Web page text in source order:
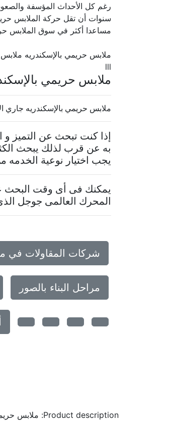
رغم كل الأحداث المؤسفة
سنوات أن تقل حركة الملابس
مساعدا أكثر في سوق الملابس
ملابس حريمي بالإسكندريه
lll
ملابس حريمي
ملابس حريمي بالإسكندريه جاري
إذا كنت تبحث عن التميز
به عن قرب لذلك يبحث
يجب اختيار نوعية
يمكنك فى أى وقت البحث
المحرك العالمى جوجل
شركات المقاولات في
مراحل البناء بالصور
Product description: ملابس